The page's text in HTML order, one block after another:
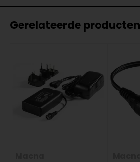
Gerelateerde producten